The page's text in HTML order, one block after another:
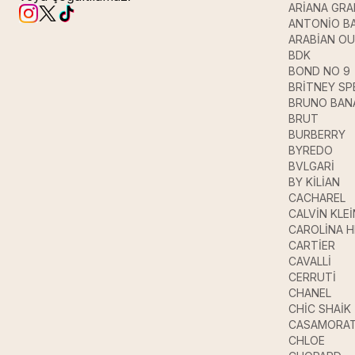
ARİANA
ANTONİO
ARABİAN
BDK
BOND NO 9
BRİTNEY
BRUNO
BRUT
BURBERRY
BYREDO
BVLGARİ
BY KİLİAN
CACHAREL
CALVİN
CAROLİNA
CARTİER
CAVALLİ
CERRUTİ
CHANEL
CHİC SHAİK
CHLOE